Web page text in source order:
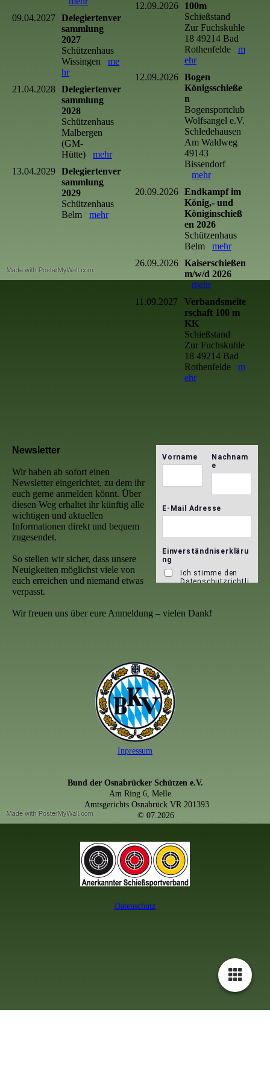
09.04.2027 Delegiertenver
sammlung
2027
Schützenhaus
Wissingen me
hr
21.04.2028 Delegiertenver
sammlung
2028
Schützenhaus
Malbergen
(GM-
Hütte) mehr
13.04.2029 Delegiertenver
sammlung
2029
Schützenhaus
Belm mehr
12.09.2026
100m
Schießstand
Zur Fuchskuhle
18 49214 Bad
Rothenfelde m
ehr
12.09.2026 Bogen
Königsschieße
n
Bogensportclub
Wolfsangel e.V.
Schledehausen
Am Waldweg
49143
Bissendorf
mehr
20.09.2026 Endkampf im
König,- und
Königinschieß
en 2026
Schützenhaus
Belm mehr
26.09.2026 Kaiserschießen
m/w/d 2026
mehr
11.09.2027
Verbandsmeite
rschaft 100 m
KK
Schießstand
Zur Fuchskuhle
18 49214 Bad
Rothenfelde m
ehr
Newsletter
Wir haben ab sofort einen
Newsletter eingerichtet, zu dem ihr
euch gerne anmelden könnt. Über
diesen Weg erhaltet ihr künftig alle
wichtigen und aktuellen
Informationen direkt und bequem
zugesendet.
So stellen wir sicher, dass unsere
Neuigkeiten möglichst viele von
euch erreichen und niemand etwas
verpasst.
Wir freuen uns über eure Anmeldung – vielen Dank!
Inpressum
Bund der Osnabrücker Schützen e.V.
Am Ring 6, Melle.
Amtsgerichts Osnabrück VR 201393
© 07.2026
Datenschutz